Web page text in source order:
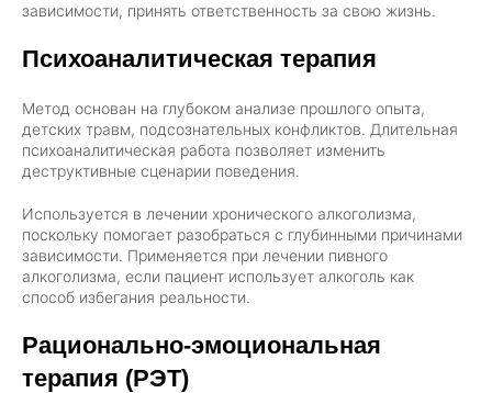
зависимости, принять ответственность за свою жизнь.
Психоаналитическая терапия
Метод основан на глубоком анализе прошлого опыта,
детских травм, подсознательных конфликтов. Длительная
психоаналитическая работа позволяет изменить
деструктивные сценарии поведения.
Используется в лечении хронического алкоголизма,
поскольку помогает разобраться с глубинными причинами
зависимости. Применяется при лечении пивного
алкоголизма, если пациент использует алкоголь как
способ избегания реальности.
Рационально-эмоциональная
терапия (РЭТ)